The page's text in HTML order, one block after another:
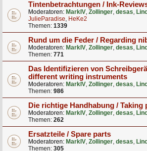
Tintenbetrachtungen / Ink-
Moderatoren: MarkIV, Zollinger, desas,
JulieParadise, HeKe2
Themen: 1339
Rund um die Feder / Regarding
Moderatoren: MarkIV, Zollinger, desas,
Themen: 771
Das Identifizieren von
different writing instruments
Moderatoren: MarkIV, Zollinger, desas,
Themen: 986
Die richtige Handhabung / Taking
Moderatoren: MarkIV, Zollinger, desas,
Themen: 262
Ersatzteile / Spare parts
Moderatoren: MarkIV, Zollinger, desas,
Themen: 305